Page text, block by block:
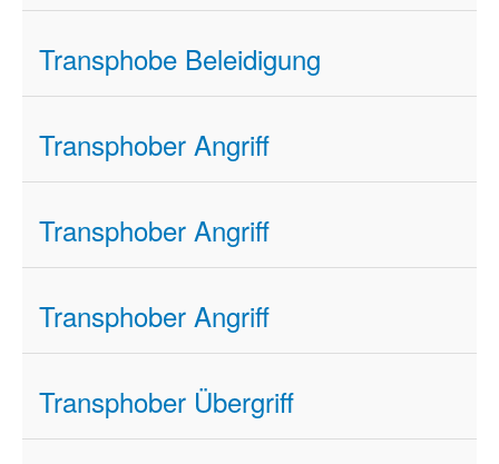
Transphobe Beleidigung
Transphober Angriff
Transphober Angriff
Transphober Angriff
Transphober Übergriff